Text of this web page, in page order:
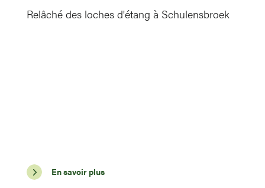
Relâché des loches d'étang à Schulensbroek
En savoir plus